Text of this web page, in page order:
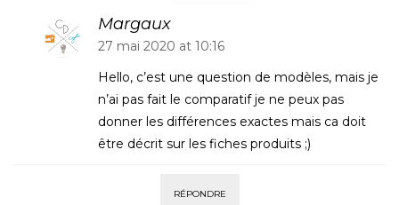
Margaux
27 mai 2020 at 10:16
Hello, c’est une question de modèles, mais je
n’ai pas fait le comparatif je ne peux pas
donner les différences exactes mais ca doit
être décrit sur les fiches produits ;)
RÉPONDRE